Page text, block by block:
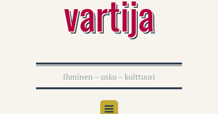
vartija
Ihminen – usko – kulttuuri